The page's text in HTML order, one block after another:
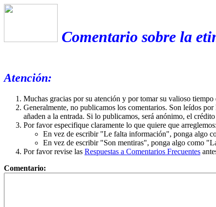
Comentario sobre la
Atención:
Muchas gracias por su atención y por tomar su valioso
Generalmente, no publicamos los comentarios. Son leídos
añaden a la entrada. Si lo publicamos, será anónimo, el
Por favor especifique claramente lo que quiere que arreglemos:
En vez de escribir "Le falta información", ponga algo
En vez de escribir "Son mentiras", ponga algo como
Por favor revise las Respuestas a Comentarios Frecuentes
Comentario: